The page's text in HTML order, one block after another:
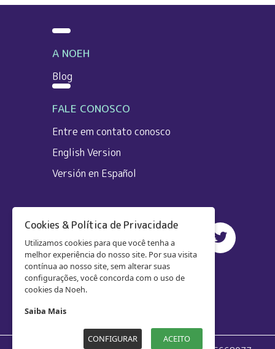
A NOEH
Blog
FALE CONOSCO
Entre em contato conosco
English Version
Versión en Español
Cookies & Política de Privacidade
Utilizamos cookies para que você tenha a
melhor experiência do nosso site. Por sua visita
contínua ao nosso site, sem alterar suas
configurações, você concorda com o uso de
cookies da Noeh.
Saiba Mais
CONFIGURAR ACEITO